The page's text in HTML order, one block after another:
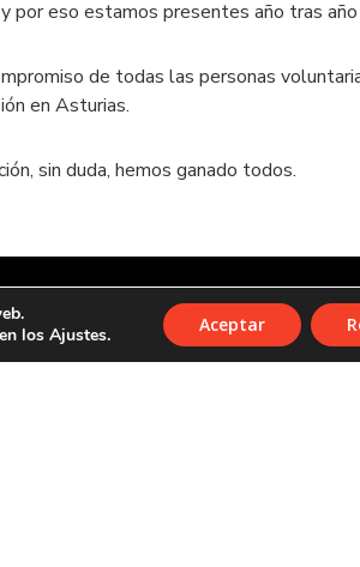
eso estamos presentes año tras
de todas las personas
en Asturias.
sin duda, hemos ganado todos.
los Ajustes.
Aceptar